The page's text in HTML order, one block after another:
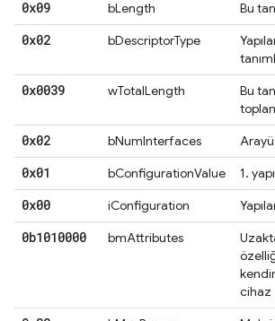
0x09 bLength Bu
0x02 bDescriptorType
0x0039 wTotalLength
Bu
0x02 bNumInterfaces
0x01 bConfigurationValue 1.
0x00 iConfiguration
0b1010000 bmAttributes
cihaz